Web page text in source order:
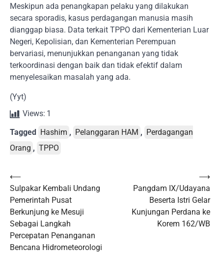
Meskipun ada penangkapan pelaku yang dilakukan
secara sporadis, kasus perdagangan manusia masih
dianggap biasa. Data terkait TPPO dari Kementerian Luar
Negeri, Kepolisian, dan Kementerian Perempuan
bervariasi, menunjukkan penanganan yang tidak
terkoordinasi dengan baik dan tidak efektif dalam
menyelesaikan masalah yang ada.
(Yyt)
Views: 1
Tagged
Hashim , Pelanggaran HAM , Perdagangan
Orang , TPPO
Post
navigation
⟵
Sulpakar Kembali Undang
Pemerintah Pusat
Berkunjung ke Mesuji
Sebagai Langkah
Percepatan Penanganan
Bencana Hidrometeorologi
Pangdam IX/Udayana
Beserta Istri Gelar
Kunjungan Perdana ke
Korem 162/WB
⟶